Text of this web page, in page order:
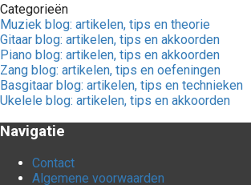
Categorieën
Muziek blog: artikelen, tips en theorie
Gitaar blog: artikelen, tips en akkoorden
Piano blog: artikelen, tips en akkoorden
Zang blog: artikelen, tips en oefeningen
Basgitaar blog: artikelen, tips en technieken
Ukelele blog: artikelen, tips en akkoorden
Navigatie
Contact
Algemene voorwaarden